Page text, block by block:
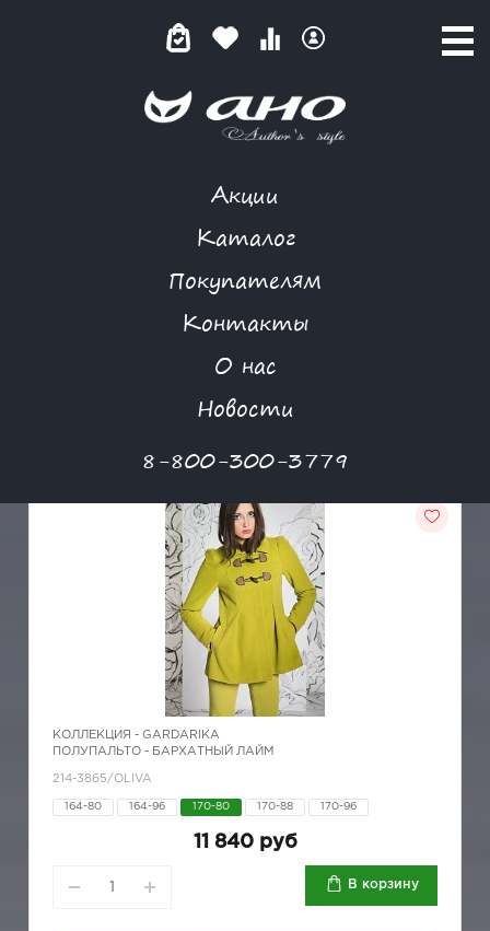
Акции
Каталог
Покупателям
Контакты
О нас
Новости
8-800-300-3779
КАТАЛОГ ТОВАРОВ
КОЛЛЕКЦИЯ - GARDARIKA
ПОЛУПАЛЬТО - БАРХАТНЫЙ ЛАЙМ
214-3865/OLIVA
164-80 164-96 170-80 170-88 170-96
11 840 руб
В корзину